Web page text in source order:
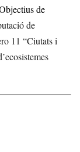
de
de
11 “Ciutats i